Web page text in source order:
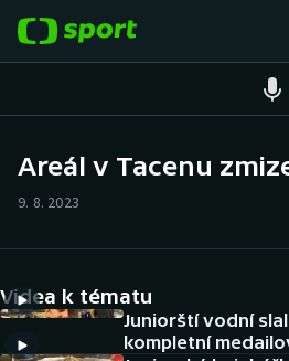
Hokej
Tenis
Atletika
Cyklistika
Areál v Tacenu
9. 8. 2023
Videa k tématu
Juniorští vodní
kompletní